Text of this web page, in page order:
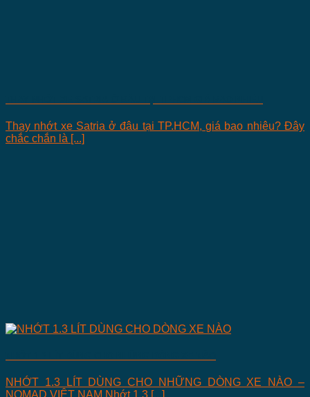
Thay nhớt xe Satria ở đâu tại TP.HCM, giá bao nhiêu? Đây
chắc chắn là [...]
NHỚT 1.3 LÍT DÙNG CHO NHỮNG DÒNG XE NÀO –